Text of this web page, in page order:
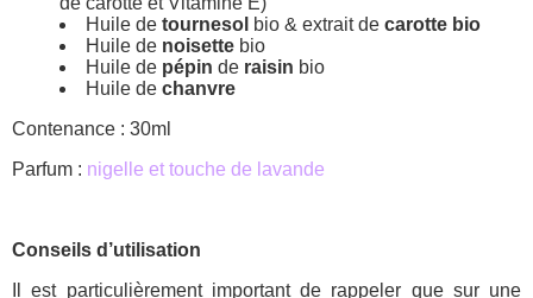
Huile de tournesol bio & extrait de carotte bio
Huile de noisette bio
Huile de pépin de raisin bio
Huile de chanvre
Contenance : 30ml
Parfum : nigelle et touche de lavande
Conseils d’utilisation
Il est particulièrement important de rappeler que sur une